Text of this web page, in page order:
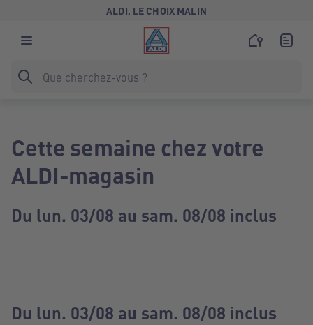
ALDI, LE CHOIX MALIN
Cette semaine chez votre
ALDI-magasin
Du lun. 03/08 au sam. 08/08 inclus
Du lun. 03/08 au sam. 08/08 inclus